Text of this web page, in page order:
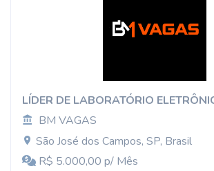
LÍDER DE LABORATÓRIO
BM VAGAS
São José dos Campos, SP, Brasil
R$ 5.000,00 p/ Mês